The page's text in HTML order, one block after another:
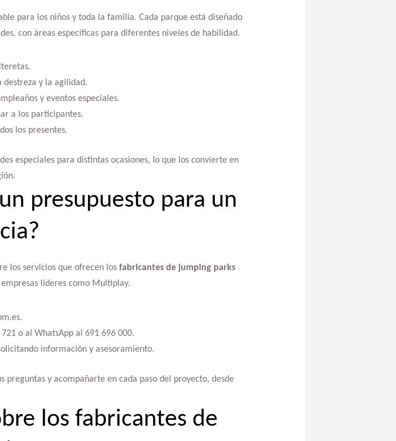
para los niños y toda la familia. Cada parque está diseñado
con áreas específicas para diferentes niveles de habilidad.
destreza y la agilidad.
y eventos especiales.
a los participantes.
los presentes.
especiales para distintas ocasiones, lo que los convierte en
presupuesto para un
los servicios que ofrecen los fabricantes de jumping parks
líderes como Multiplay.
o al WhatsApp al 691 696 000.
información y asesoramiento.
y acompañarte en cada paso del proyecto, desde
los fabricantes de